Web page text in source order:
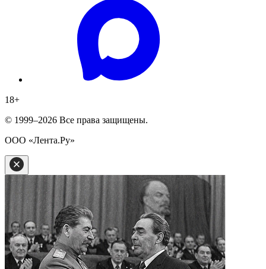
18+
© 1999–2026 Все права защищены.
ООО «Лента.Ру»